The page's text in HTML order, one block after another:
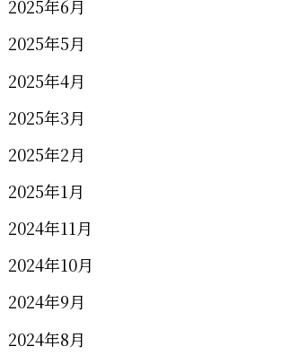
2025年6月
2025年5月
2025年4月
2025年3月
2025年2月
2025年1月
2024年11月
2024年10月
2024年9月
2024年8月